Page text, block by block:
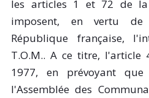
les articles 1 et 72 de
imposent, en vertu
République française,
T.O.M.. A ce titre,
1977, en prévoyant
l'Assemblée des